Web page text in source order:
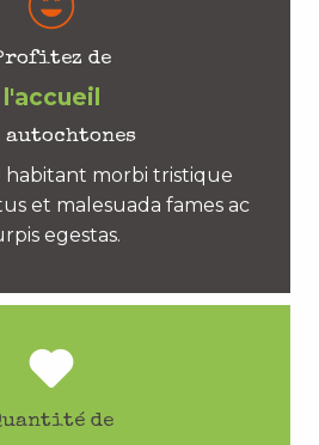
de
l'accueil
autochtones
morbi tristique
et malesuada fames ac
egestas.
de